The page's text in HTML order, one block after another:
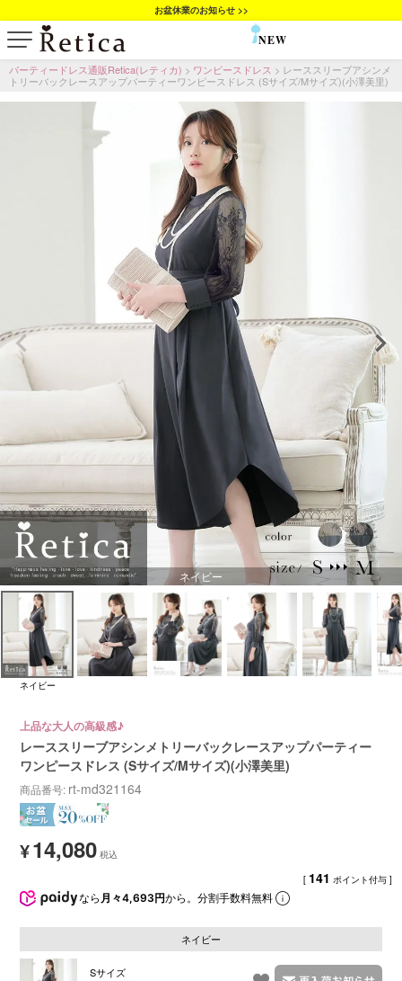
お盆休業のお知らせ >>
NEW
パーティードレス通販Retica(レティカ) ワンピースドレス
レーススリーブアシンメ
トリーバックレースアップパーティーワンピースドレス (Sサイズ/Mサイズ)(小澤美里)
ネイビー
ネイビー
上品な大人の高級感♪
レーススリーブアシンメトリーバックレースアップパーティー
ワンピースドレス (Sサイズ/Mサイズ)(小澤美里)
商品番号 rt-md321164
¥14,080
[ 141 ポイント付与 ]
なら 月々4,693円から。分割手数料無料
ネイビー
Sサイズ